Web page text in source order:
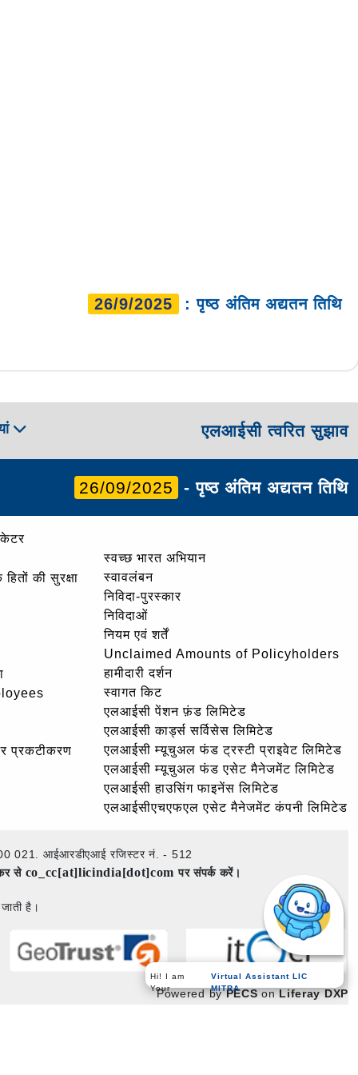
26/9/2025 : पृष्ठ अंतिम अद्यतन तिथि
एलआईसी त्वरित सुझाव
26/09/2025 - पृष्ठ अंतिम अद्यतन तिथि
की सुरक्षा
प्रकटीकरण
स्वच्छ भारत अभियान
स्वावलंबन
निविदा-पुरस्कार
निविदाओं
नियम एवं शर्तें
Unclaimed Amounts of Policyholders
हामीदारी दर्शन
स्वागत किट
एलआईसी पेंशन फ़ंड लिमिटेड
एलआईसी कार्ड्स सर्विसेस लिमिटेड
एलआईसी म्यूचुअल फंड ट्रस्टी प्राइवेट लिमिटेड
एलआईसी म्यूचुअल फंड एसेट मैनेजमेंट लिमिटेड
एलआईसी हाउसिंग फाइनेंस लिमिटेड
एलआईसीएचएफएल एसेट मैनेजमेंट कंपनी लिमिटेड
021. आईआरडीएआई रजिस्टर नं. - 512
से co_cc[at]licindia[dot]comपर संपर्क करें।
है।
Powered byPECSonLiferay DXP
Hi! I am
Your
Virtual Assistant LIC
MITRA